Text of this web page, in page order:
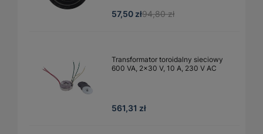
57,50 zł94,80 zł
Transformator toroidalny sieciowy
600 VA, 2×30 V, 10 A, 230 V AC
561,31 zł